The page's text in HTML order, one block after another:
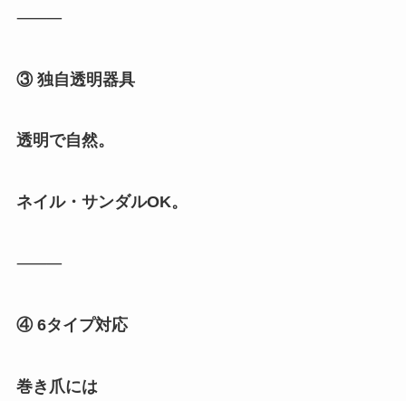
⸻
③ 独自透明器具
透明で自然。
ネイル・サンダルOK。
⸻
④ 6タイプ対応
巻き爪には